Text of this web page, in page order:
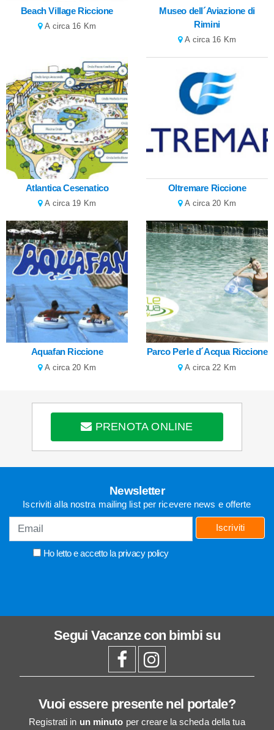
Beach Village Riccione
A circa 16 Km
Museo dell´Aviazione di
Rimini
A circa 16 Km
Atlantica Cesenatico
A circa 19 Km
Oltremare Riccione
A circa 20 Km
Aquafan Riccione
A circa 20 Km
Parco Perle d´Acqua Riccione
A circa 22 Km
PRENOTA ONLINE
Newsletter
Iscriviti alla nostra mailing list per ricevere news e offerte
Ho letto e accetto la privacy policy
Iscriviti
Segui Vacanze con bimbi su
Vuoi essere presente nel portale?
Registrati in un minuto per creare la scheda della tua